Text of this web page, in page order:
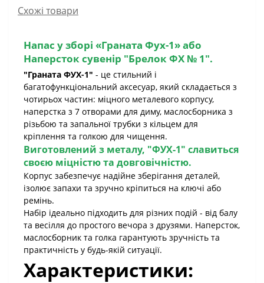
Схожі товари
Напас у зборі «Граната Фух-1» або
Наперсток сувенір "Брелок ФХ № 1".
"Граната ФУХ-1" - це стильний і
багатофункціональний аксесуар, який складається з
чотирьох частин: міцного металевого корпусу,
наперстка з 7 отворами для диму, маслосборника з
різьбою та запальної трубки з кільцем для
кріплення та голкою для чищення.
Виготовлений з металу, "ФУХ-1" славиться
своєю міцністю та довговічністю.
Корпус забезпечує надійне зберігання деталей,
ізолює запахи та зручно кріпиться на ключі або
ремінь.
Набір ідеально підходить для різних подій - від балу
та весілля до простого вечора з друзями. Наперсток,
маслосборник та голка гарантують зручність та
практичність у будь-якій ситуації.
Характеристики: